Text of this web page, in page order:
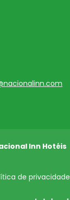
Inn Hotéis
de privacidade